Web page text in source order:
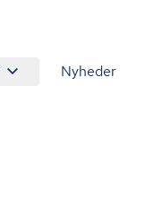
Nyheder